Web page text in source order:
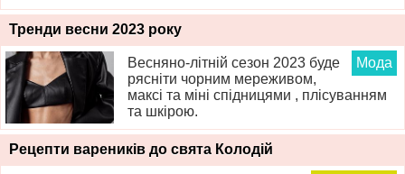
Тренди весни 2023 року
Мода
Весняно-літній сезон 2023 буде
рясніти чорним мереживом,
максі та міні спідницями , плісуванням
та шкірою.
Рецепти вареників до свята Колодій